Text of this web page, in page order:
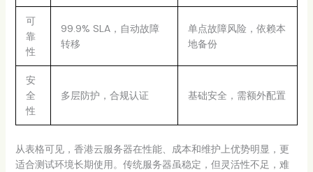
可
靠
性
99.9% SLA，自动故障
转移
单点故障风险，依赖本
地备份
安
全
性
多层防护，合规认证 基础安全，需额外配置
从表格可见，香港云服务器在性能、成本和维护上优势明显，更
适合测试环境长期使用。传统服务器虽稳定，但灵活性不足，难